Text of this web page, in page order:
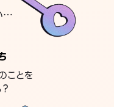
…
ことを